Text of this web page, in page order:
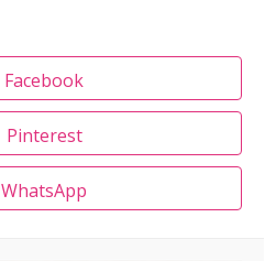
Facebook
Pinterest
WhatsApp